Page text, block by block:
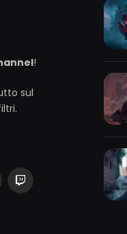
!
sul
Twitch